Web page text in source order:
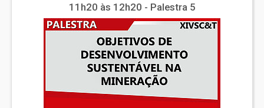
11h20 às 12h20 - Palestra 5